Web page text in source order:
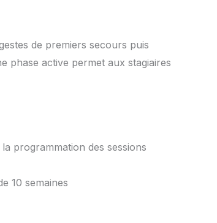
de premiers secours puis
phase active permet aux stagiaires
programmation des sessions
10 semaines